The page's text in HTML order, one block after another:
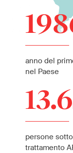
anno del
nel Paese
persone
trattamento